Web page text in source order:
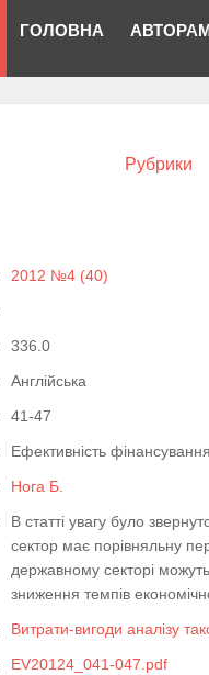
ГОЛОВНА
Рубрики
2012 №4 (40)
336.0
Англійська
41-47
Ефективність
Нога Б.
В статті увагу було
сектор має порівняльну
державному секторі
зниження темпів
Витрати-вигоди аналізу
EV20124_041-047.pdf